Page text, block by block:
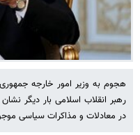
هجوم به وزیر امور خارجه
رهبر انقلاب اسلامی بار دیگر
در معادلات و مذاکرات سیاسی